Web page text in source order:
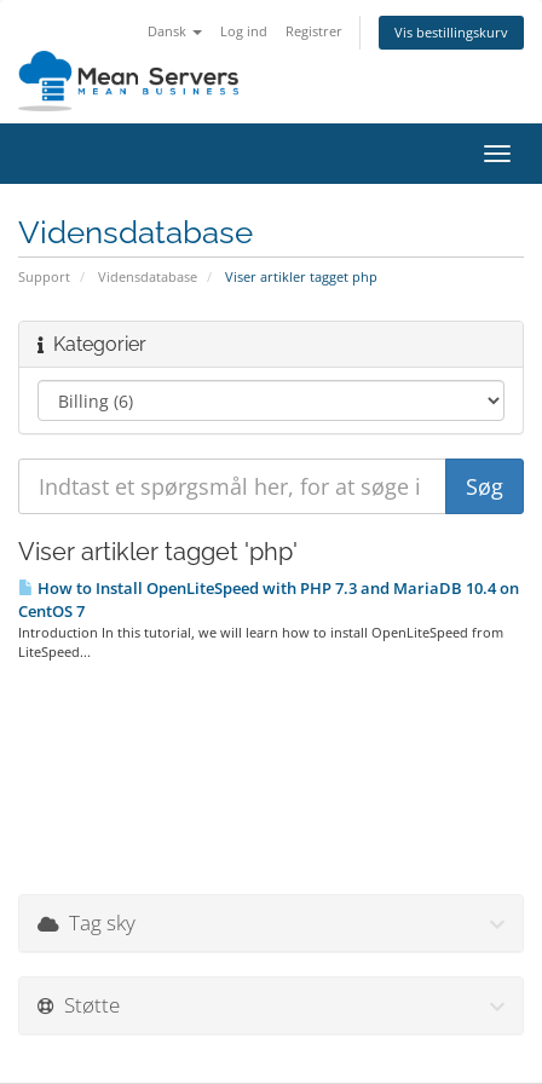
Dansk Log ind Registrer Vis bestillingskurv
Skift
Vidensdatabase
Support Vidensdatabase Viser artikler tagget php
Kategorier
Viser artikler tagget 'php'
How to Install OpenLiteSpeed with PHP 7.3 and MariaDB 10.4 on
CentOS 7
Introduction In this tutorial, we will learn how to install OpenLiteSpeed from
LiteSpeed...
Tag sky
Støtte